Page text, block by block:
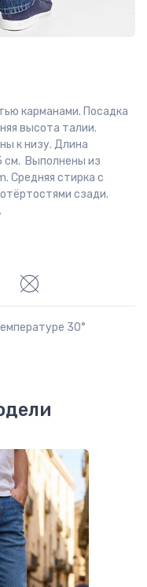
карманами. Посадка
высота талии.
к низу. Длина
см. Выполнены из
Средняя стирка с
сзади.
30°